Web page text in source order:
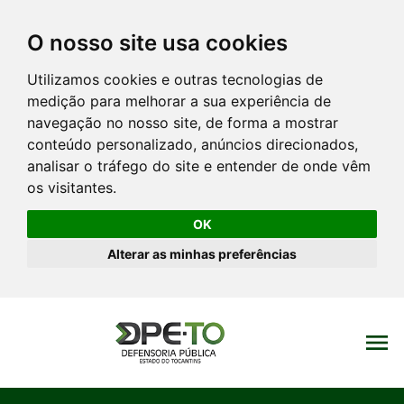
O nosso site usa cookies
Utilizamos cookies e outras tecnologias de
medição para melhorar a sua experiência de
navegação no nosso site, de forma a mostrar
conteúdo personalizado, anúncios direcionados,
analisar o tráfego do site e entender de onde vêm
os visitantes.
OK
Alterar as minhas preferências
menu